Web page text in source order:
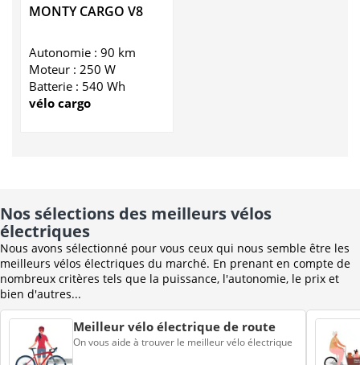
MONTY CARGO V8
Autonomie : 90 km
Moteur : 250 W
Batterie : 540 Wh
vélo cargo
Nos sélections des meilleurs vélos
électriques
Nous avons sélectionné pour vous ceux qui nous semble être les
meilleurs vélos électriques du marché. En prenant en compte de
nombreux critères tels que la puissance, l'autonomie, le prix et
bien d'autres...
Meilleur vélo électrique de route
On vous aide à trouver le meilleur vélo électrique